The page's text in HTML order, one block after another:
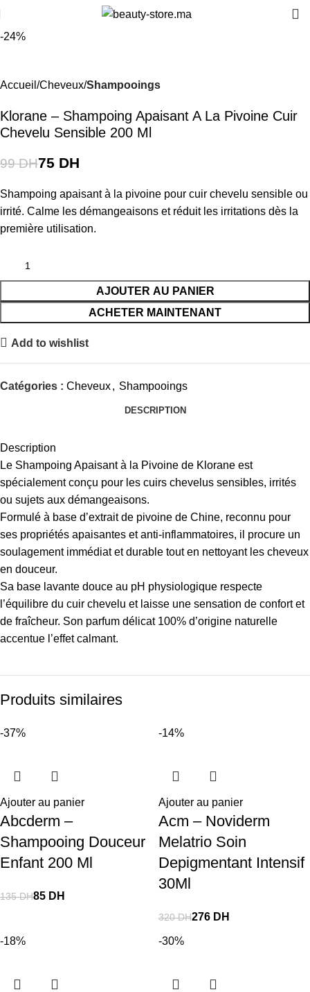
-24%
Accueil Cheveux Shampooings
Klorane – Shampoing Apaisant A La Pivoine Cuir
Chevelu Sensible 200 Ml
99DH75 DH
Shampoing apaisant à la pivoine pour cuir chevelu sensible ou
irrité. Calme les démangeaisons et réduit les irritations dès la
première utilisation.
AJOUTER AU PANIER
ACHETER MAINTENANT
Add to wishlist
Catégories : Cheveux, Shampooings
DESCRIPTION
Description
Le Shampoing Apaisant à la Pivoine de Klorane est
spécialement conçu pour les cuirs chevelus sensibles, irrités
ou sujets aux démangeaisons.
Formulé à base d’extrait de pivoine de Chine, reconnu pour
ses propriétés apaisantes et anti-inflammatoires, il procure un
soulagement immédiat et durable tout en nettoyant les cheveux
en douceur.
Sa base lavante douce au pH physiologique respecte
l’équilibre du cuir chevelu et laisse une sensation de confort et
de fraîcheur. Son parfum délicat 100% d’origine naturelle
accentue l’effet calmant.
Produits similaires
-37%
Ajouter au panier
Abcderm –
Shampooing Douceur
Enfant 200 Ml
135DH85 DH
-14%
Ajouter au panier
Acm – Noviderm
Melatrio Soin
Depigmentant Intensif
30Ml
320DH276 DH
-18% -30%